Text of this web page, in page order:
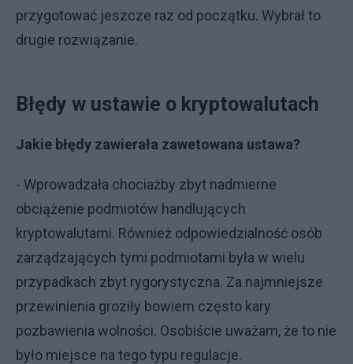
przygotować jeszcze raz od początku. Wybrał to
drugie rozwiązanie.
Błędy w ustawie o kryptowalutach
Jakie błędy zawierała zawetowana ustawa?
- Wprowadzała chociażby zbyt nadmierne
obciążenie podmiotów handlujących
kryptowalutami. Również odpowiedzialność osób
zarządzających tymi podmiotami była w wielu
przypadkach zbyt rygorystyczna. Za najmniejsze
przewinienia groziły bowiem często kary
pozbawienia wolności. Osobiście uważam, że to nie
było miejsce na tego typu regulacje.